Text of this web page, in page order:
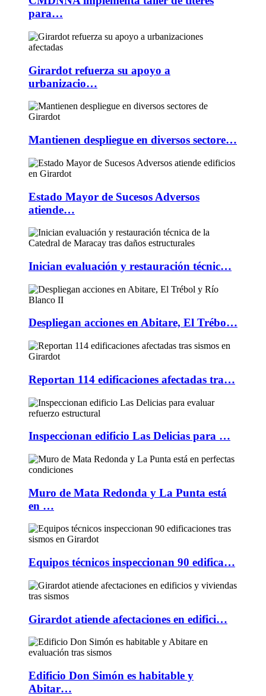
para…
Girardot refuerza su apoyo a
urbanizacio…
Mantienen despliegue en diversos sectore…
Estado Mayor de Sucesos Adversos
atiende…
Inician evaluación y restauración técnic…
Despliegan acciones en Abitare, El Trébo…
Reportan 114 edificaciones afectadas tra…
Inspeccionan edificio Las Delicias para …
Muro de Mata Redonda y La Punta está
en …
Equipos técnicos inspeccionan 90 edifica…
Girardot atiende afectaciones en edifici…
Edificio Don Simón es habitable y
Abitar…